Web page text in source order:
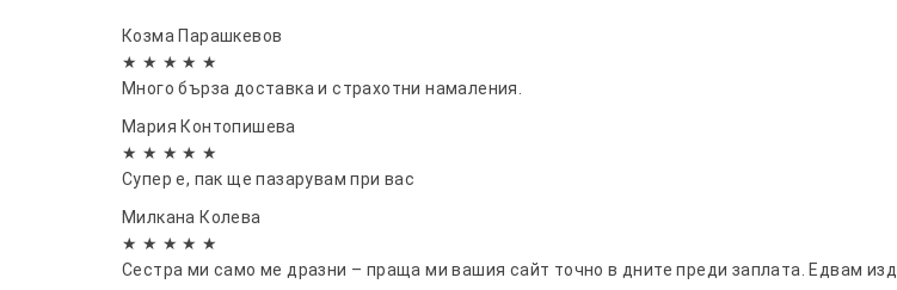
Козма Парашкевов
★ ★ ★ ★ ★
Много бърза доставка и страхотни намаления.
Мария Контопишева
★ ★ ★ ★ ★
Супер е, пак ще пазарувам при вас
Милкана Колева
★ ★ ★ ★ ★
Сестра ми само ме дразни – праща ми вашия сайт точно в дните преди заплата. Едвам